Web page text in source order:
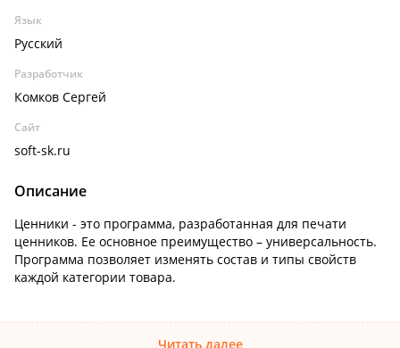
Язык
Русский
Разработчик
Комков Сергей
Сайт
soft-sk.ru
Описание
Ценники - это программа, разработанная для печати
ценников. Ее основное преимущество – универсальность.
Программа позволяет изменять состав и типы свойств
каждой категории товара.
Читать далее